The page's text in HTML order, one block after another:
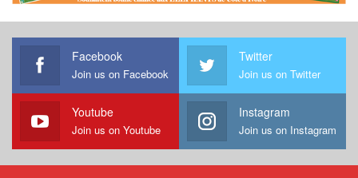
Facebook
Join us on Facebook
Twitter
Join us on Twitter
Youtube
Join us on Youtube
Instagram
Join us on Instagram